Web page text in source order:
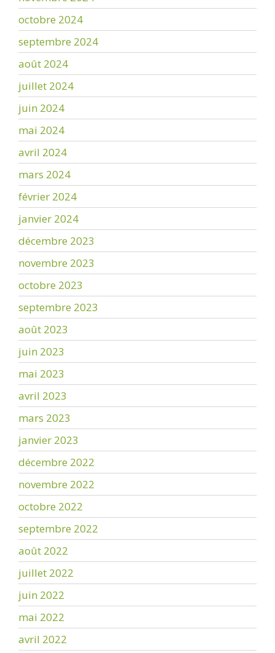
octobre 2024
septembre 2024
août 2024
juillet 2024
juin 2024
mai 2024
avril 2024
mars 2024
février 2024
janvier 2024
décembre 2023
novembre 2023
octobre 2023
septembre 2023
août 2023
juin 2023
mai 2023
avril 2023
mars 2023
janvier 2023
décembre 2022
novembre 2022
octobre 2022
septembre 2022
août 2022
juillet 2022
juin 2022
mai 2022
avril 2022